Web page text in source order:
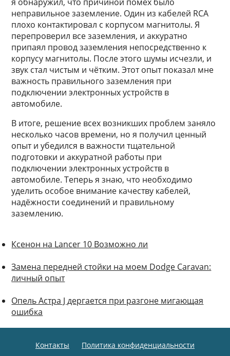
неправильное заземление. Один из кабелей RCA
плохо контактировал с корпусом магнитолы. Я
перепроверил все заземления, и аккуратно
припаял провод заземления непосредственно к
корпусу магнитолы. После этого шумы исчезли, и
звук стал чистым и чётким. Этот опыт показал мне
важность правильного заземления при
подключении электронных устройств в
автомобиле.
В итоге, решение всех возникших проблем заняло
несколько часов времени, но я получил ценный
опыт и убедился в важности тщательной
подготовки и аккуратной работы при
подключении электронных устройств в
автомобиле. Теперь я знаю, что необходимо
уделить особое внимание качеству кабелей,
надёжности соединений и правильному
заземлению.
Ксенон на Lancer 10 Возможно ли
Замена передней стойки на моем Dodge Caravan:
личный опыт
Опель Астра J дергается при разгоне мигающая
ошибка
Контакты Политика конфиденциальности